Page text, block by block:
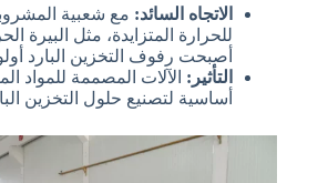
الاتجاه السائد: مع شعبية
للحرارة المتزايدة، مثل البيرة
أصبحت رفوف التخزين البارد
التأثير: الآلات المصممة للمواد
أساسية لتصنيع حلول التخزين